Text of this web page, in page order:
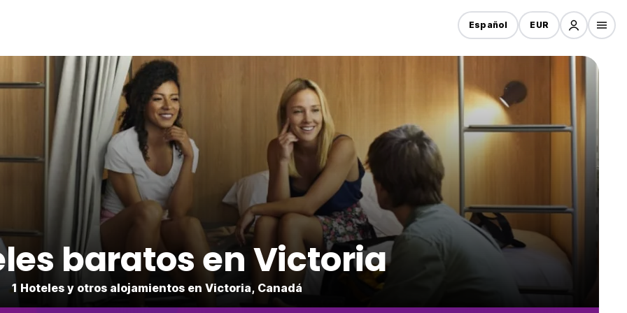
Español EUR
baratos en Victoria
1 Hoteles y otros alojamientos en Victoria, Canadá